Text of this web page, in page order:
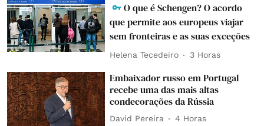
O que é Schengen? O acordo
que permite aos europeus viajar
sem fronteiras e as suas exceções
Helena Tecedeiro 3 Horas
Embaixador russo em Portugal
recebe uma das mais altas
condecorações da Rússia
David Pereira 4 Horas